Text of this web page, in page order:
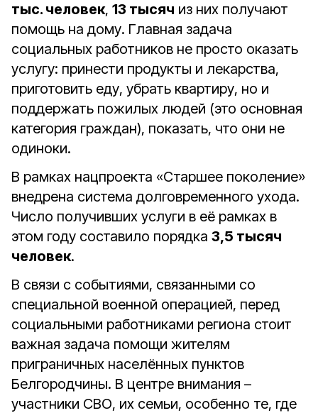
тыс. человек, 13 тысяч из них получают
помощь на дому. Главная задача
социальных работников не просто оказать
услугу: принести продукты и лекарства,
приготовить еду, убрать квартиру, но и
поддержать пожилых людей (это основная
категория граждан), показать, что они не
одиноки.
В рамках нацпроекта «Старшее поколение»
внедрена система долговременного ухода.
Число получивших услуги в её рамках в
этом году составило порядка 3,5 тысяч
человек.
В связи с событиями, связанными со
специальной военной операцией, перед
социальными работниками региона стоит
важная задача помощи жителям
приграничных населённых пунктов
Белгородчины. В центре внимания –
участники СВО, их семьи, особенно те, где